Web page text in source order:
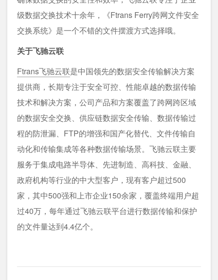
级数据交换技术十余年，《Ftrans Ferry跨网文件安全
交换系统》是一个不错的文件摆渡方式选择哦。
关于飞驰云联
Ftrans飞驰云联是中国领先的数据安全传输解决方案
提供商，长期专注于安全可控、性能卓越的数据传输
技术和解决方案，公司产品和方案覆盖了跨网跨区域
的数据安全交换、供应链数据安全传输、数据传输过
程的防泄漏、FTP的增强和国产化替代、文件传输自
动化和传输集成等各种数据传输场景。飞驰云联主要
服务于集成电路半导体、先进制造、高科技、金融、
政府机构等行业的中大型客户，现有客户超过500
家，其中500强和上市企业150余家，覆盖终端用户超
过40万，每年通过飞驰云联平台进行数据传输和保护
的文件量达到4.4亿个。